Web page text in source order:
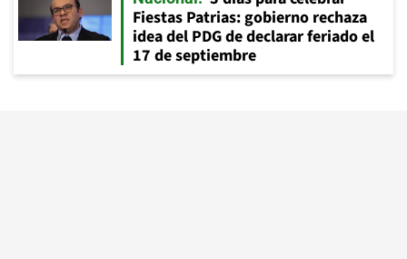
Fiestas Patrias: gobierno rechaza
idea del PDG de declarar feriado el
17 de septiembre